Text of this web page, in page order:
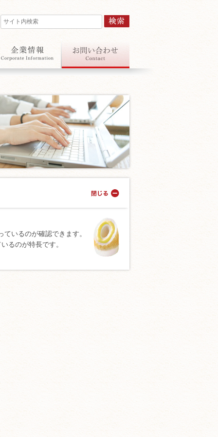
いるのが確認できます。
るのが特長です。